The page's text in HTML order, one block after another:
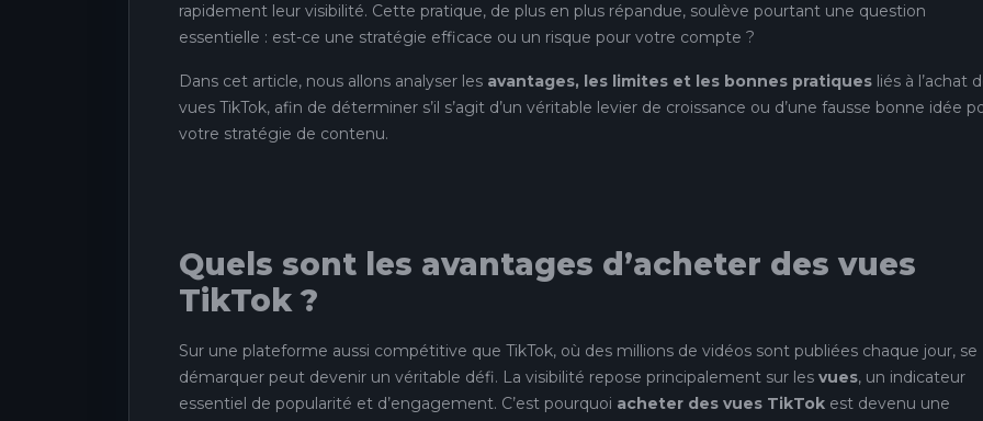
rapidement leur visibilité. Cette pratique, de plus en plus répandue, soulève pourtant une question
essentielle : est-ce une stratégie efficace ou un risque pour votre compte ?
Dans cet article, nous allons analyser les avantages, les limites et les bonnes pratiques liés à l’achat
vues TikTok, afin de déterminer s’il s’agit d’un véritable levier de croissance ou d’une fausse bonne idée
votre stratégie de contenu.
Quels sont les avantages d’acheter des vues
TikTok ?
Sur une plateforme aussi compétitive que TikTok, où des millions de vidéos sont publiées chaque jour, se
démarquer peut devenir un véritable défi. La visibilité repose principalement sur les vues, un indicateur
essentiel de popularité et d’engagement. C’est pourquoi acheter des vues TikTok est devenu une